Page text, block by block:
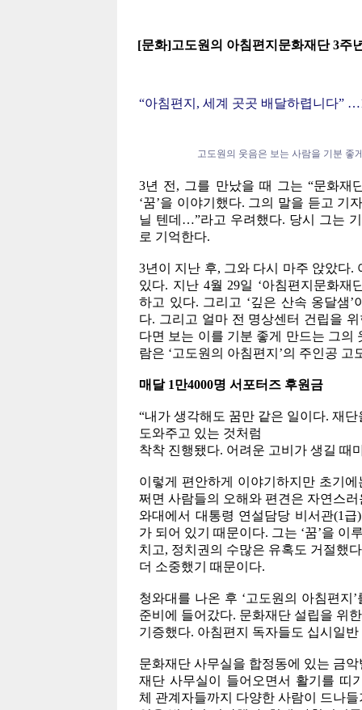
[문화]고도원의 아침편지문화재단 3주
“아침편지, 세계 곳곳 배달하렵니다”
고도원의 웃음은 보는 사람을 기분 좋
3년 전, 그를 만났을 때 그는 “문화재
‘꿈’을 이야기했다. 그의 말을 듣고 기
닐 텐데…”라고 우려했다. 당시 그는
로 기억한다.
3년이 지난 후, 그와 다시 마주 앉았다.
있다. 지난 4월 29일 ‘아침편지문화재
하고 있다. 그리고 ‘깊은 산속 옹달샘
다. 그리고 얼마 전 명상센터 건립을
다면 보는 이를 기분 좋게 만드는 그의
람은 ‘고도원의 아침편지’의 주인공 고
매달 1만4000명 서포터즈 후원금
“내가 생각해도 꿈만 같은 일이다. 재
도와주고 있는 것처럼
착착 진행됐다. 어려운 고비가 생길 때
이렇게 편안하게 이야기하지만 초기
쩌면 사람들의 오해와 편견은 자연스
와대에서 대통령 연설담당 비서관(1
가 되어 있기 때문이다. 그는 ‘꿈’을
치고, 정치권의 수많은 유혹도 거절했
더 소중했기 때문이다.
청와대를 나온 후 ‘고도원의 아침편지
준비에 들어갔다. 문화재단 설립을 위
기증했다. 아침편지 독자들도 십시일
문화재단 사무실을 합정동에 있는 금
재단 사무실이 들어오면서 활기를 띠
체 관계자들까지 다양한 사람이 드나